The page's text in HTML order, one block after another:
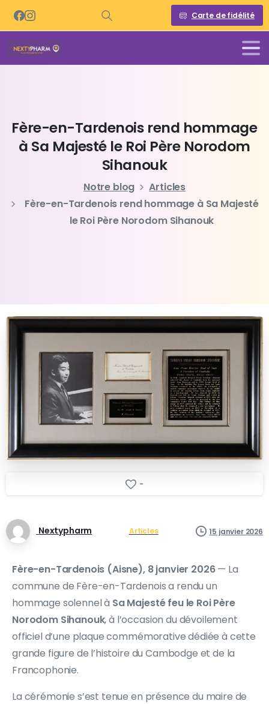
Carte de fidélité
Fère-en-Tardenois rend hommage
à Sa Majesté le Roi Père Norodom
Sihanouk
Notre blog
Articles
Fère-en-Tardenois rend hommage à Sa Majesté
le Roi Père Norodom Sihanouk
-
Nextypharm Articles 15 janvier 2026
Fère-en-Tardenois (Aisne), 8 janvier 2026— La
commune de Fère-en-Tardenois a rendu un
hommage solennel à Sa Majesté feu le Roi Père
Norodom Sihanouk, à l’occasion du dévoilement
officiel d’une plaque commémorative dédiée à cette
grande figure de l’histoire du Cambodge et de la
Francophonie.
La cérémonie s’est tenue en présence du maire de